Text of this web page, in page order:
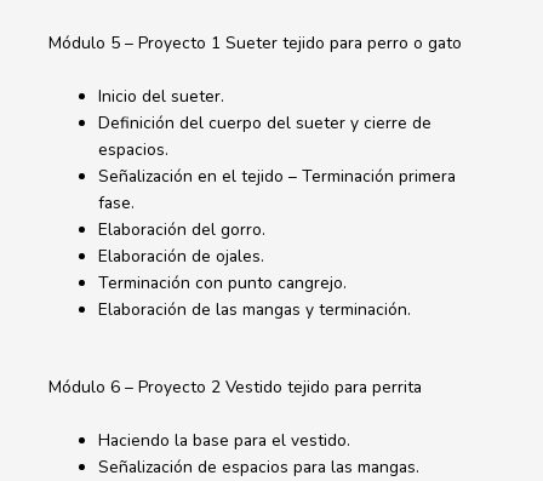
Módulo 5 – Proyecto 1 Sueter tejido para perro o gato
Inicio del sueter.
Definición del cuerpo del sueter y cierre de
espacios.
Señalización en el tejido – Terminación primera
fase.
Elaboración del gorro.
Elaboración de ojales.
Terminación con punto cangrejo.
Elaboración de las mangas y terminación.
Módulo 6 – Proyecto 2 Vestido tejido para perrita
Haciendo la base para el vestido.
Señalización de espacios para las mangas.